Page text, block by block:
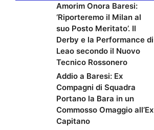
Amorim Onora Baresi:
‘Riporteremo il Milan al
suo Posto Meritato’. Il
Derby e la Performance di
Leao secondo il Nuovo
Tecnico Rossonero
Addio a Baresi: Ex
Compagni di Squadra
Portano la Bara in un
Commosso Omaggio all’Ex
Capitano